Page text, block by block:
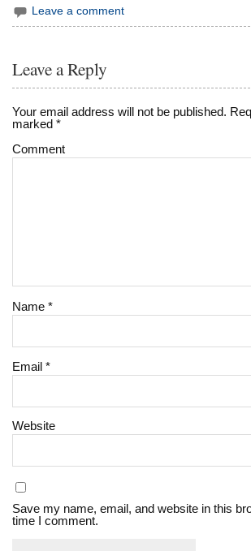
Leave a comment
Leave a Reply
Your email address will not be published.
marked*
Comment
Name*
Email*
Website
Save my name, email, and website in this
time I comment.